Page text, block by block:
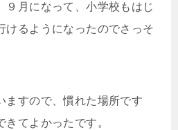
９月になって、小学校もはじ
けるようになったのでさっそ
ますので、慣れた場所です
てよかったです。